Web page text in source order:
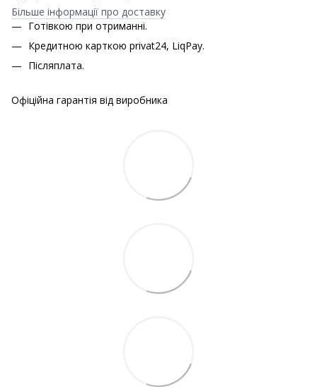
Більше інформації про доставку
Готівкою при отриманні.
Кредитною карткою privat24, LiqPay.
Післяплата.
Офіційна гарантія від виробника